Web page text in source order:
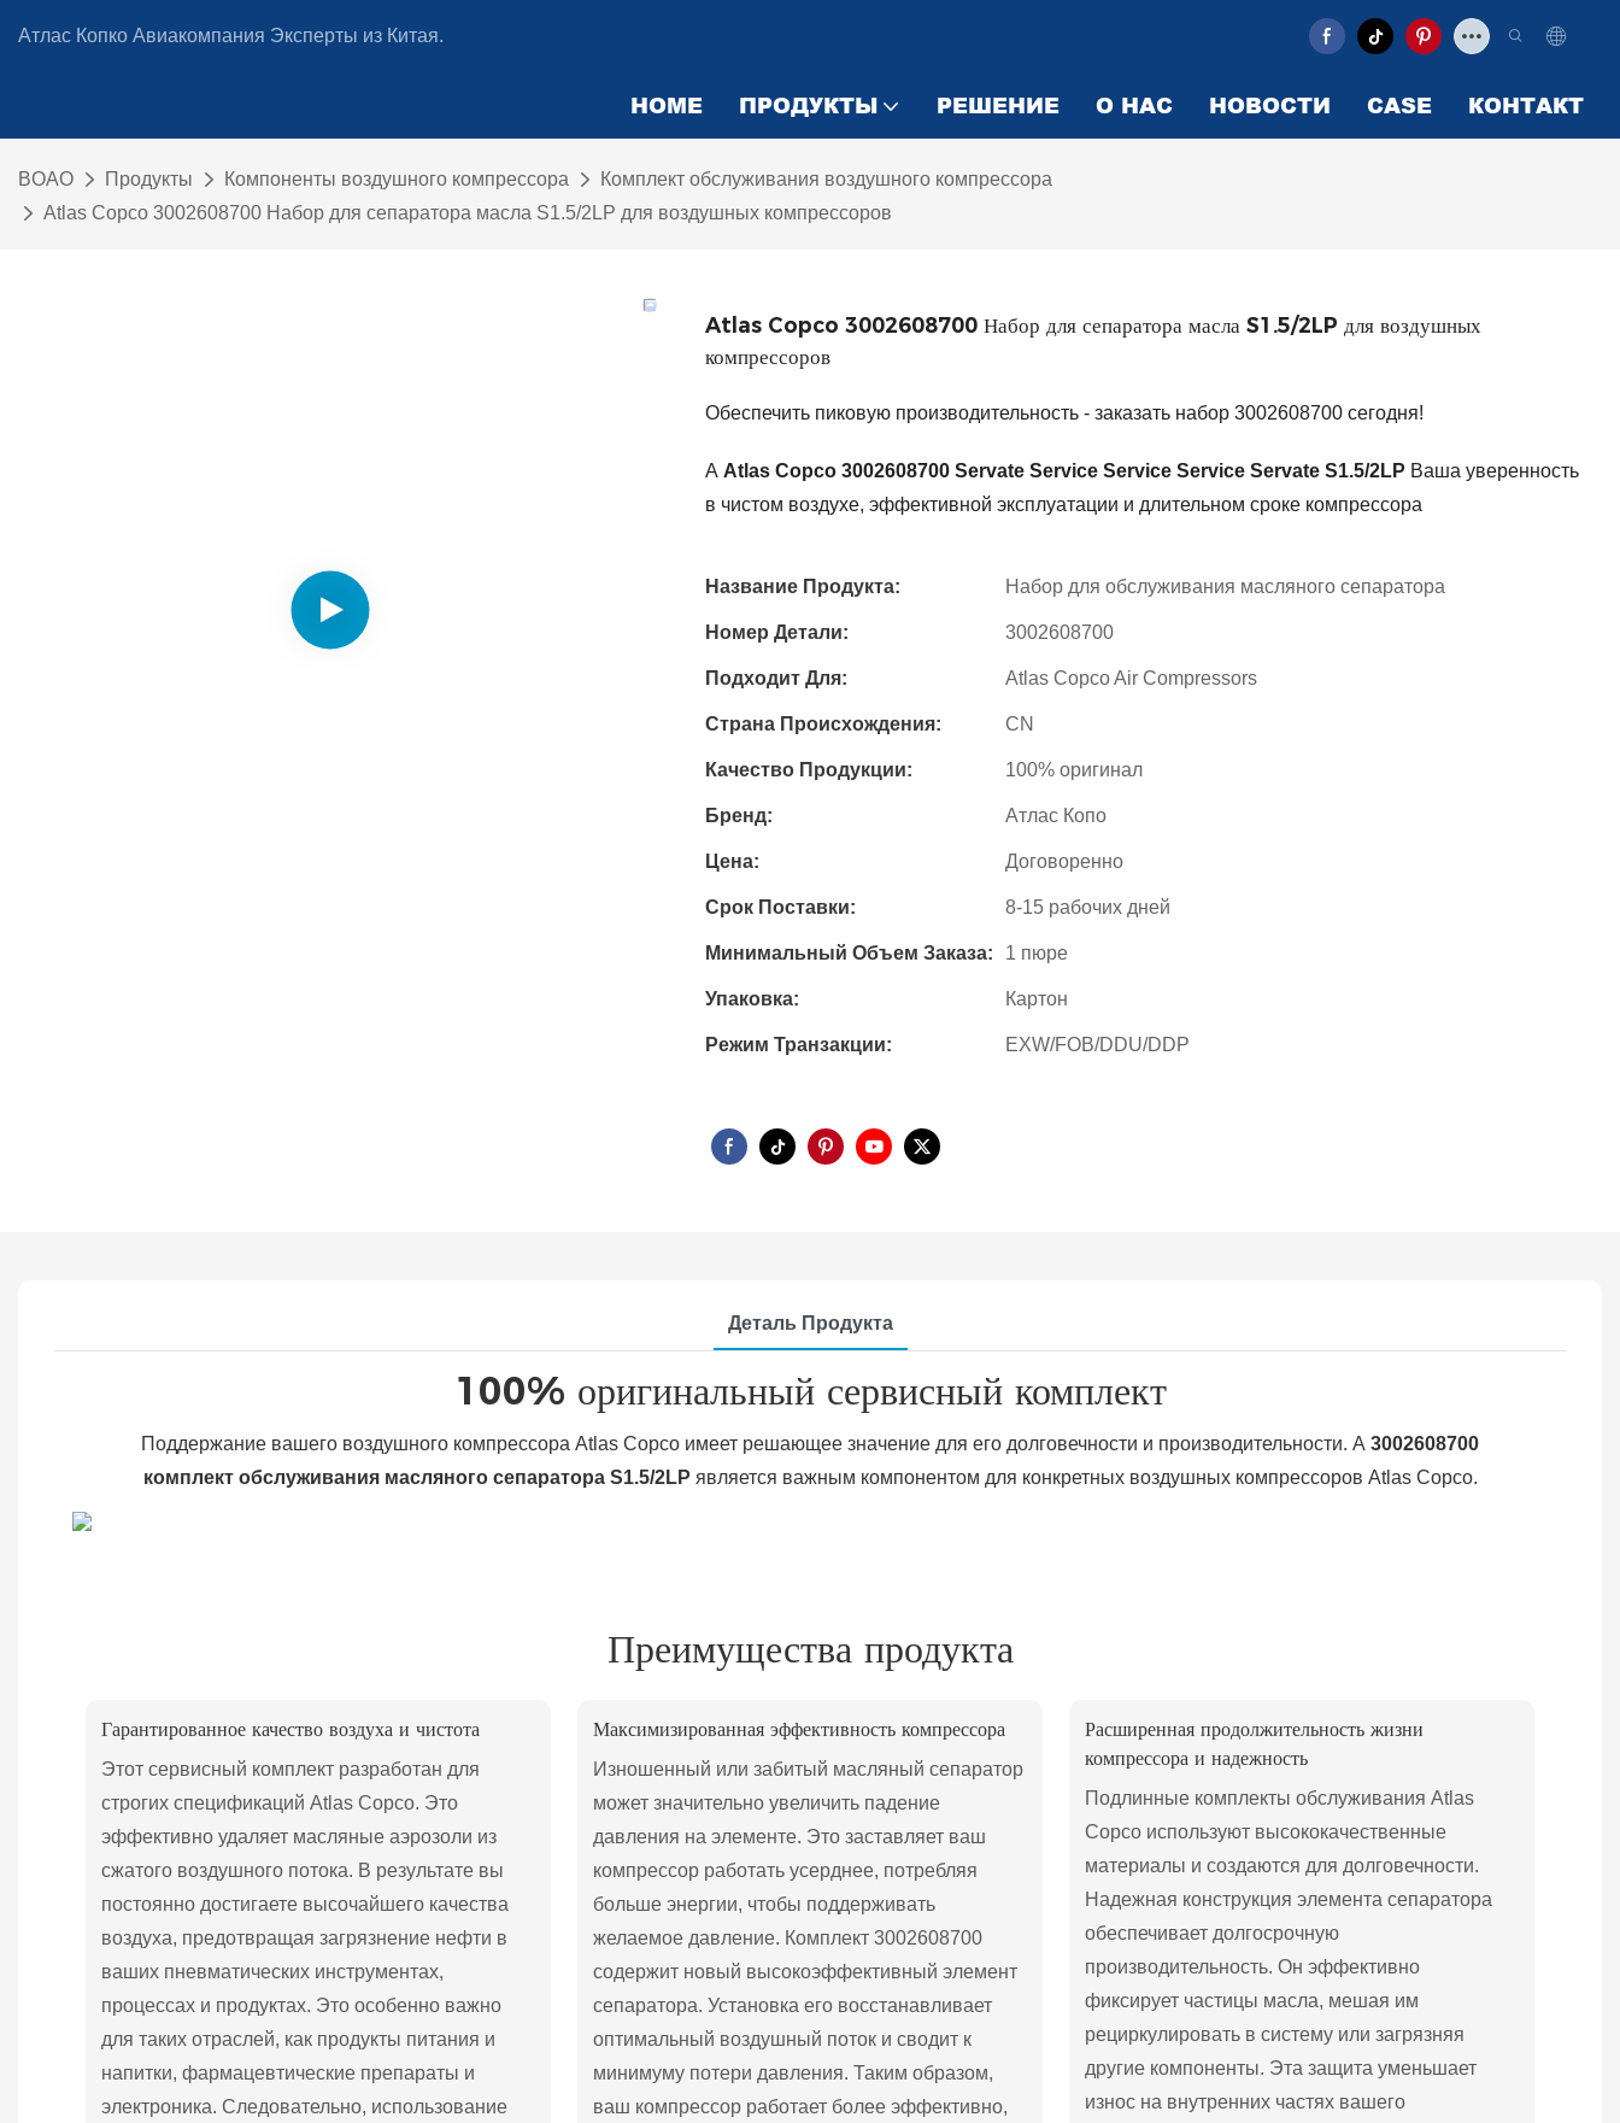
Атлас Копко Авиакомпания Эксперты из Китая.
HOME ПРОДУКТЫ РЕШЕНИЕ О НАС НОВОСТИ CASE КОНТАКТ
BOAO Продукты Компоненты воздушного компрессора
Комплект обслуживания воздушного компрессора
Atlas Copco 3002608700 Набор для сепаратора масла S1.5/2LP для воздушных компрессоров
Atlas Copco 3002608700 Набор для сепаратора масла S1.5/2LP для воздушных
компрессоров
Обеспечить пиковую производительность - заказать набор 3002608700 сегодня!
А Atlas Copco 3002608700 Servate Service Service Service Servate S1.5/2LP Ваша уверенность
в чистом воздухе, эффективной эксплуатации и длительном сроке компрессора
Название Продукта: Набор для обслуживания масляного сепаратора
Номер Детали: 3002608700
Подходит Для: Atlas Copco Air Compressors
Страна Происхождения: CN
Качество Продукции: 100% оригинал
Бренд: Атлас Копо
Цена: Договоренно
Срок Поставки: 8-15 рабочих дней
Минимальный Объем Заказа: 1 пюре
Упаковка: Картон
Режим Транзакции: EXW/FOB/DDU/DDP
Деталь Продукта
100% оригинальный сервисный комплект
Поддержание вашего воздушного компрессора Atlas Copco имеет решающее значение для его долговечности и производительности. А 3002608700
комплект обслуживания масляного сепаратора S1.5/2LP является важным компонентом для конкретных воздушных компрессоров Atlas Copco.
Преимущества продукта
Гарантированное качество воздуха и чистота
Этот сервисный комплект разработан для
строгих спецификаций Atlas Copco. Это
эффективно удаляет масляные аэрозоли из
сжатого воздушного потока. В результате вы
постоянно достигаете высочайшего качества
воздуха, предотвращая загрязнение нефти в
ваших пневматических инструментах,
процессах и продуктах. Это особенно важно
для таких отраслей, как продукты питания и
напитки, фармацевтические препараты и
электроника. Следовательно, использование
Максимизированная эффективность компрессора
Изношенный или забитый масляный сепаратор
может значительно увеличить падение
давления на элементе. Это заставляет ваш
компрессор работать усерднее, потребляя
больше энергии, чтобы поддерживать
желаемое давление. Комплект 3002608700
содержит новый высокоэффективный элемент
сепаратора. Установка его восстанавливает
оптимальный воздушный поток и сводит к
минимуму потери давления. Таким образом,
ваш компрессор работает более эффективно,
Расширенная продолжительность жизни
компрессора и надежность
Подлинные комплекты обслуживания Atlas
Copco используют высококачественные
материалы и создаются для долговечности.
Надежная конструкция элемента сепаратора
обеспечивает долгосрочную
производительность. Он эффективно
фиксирует частицы масла, мешая им
рециркулировать в систему или загрязняя
другие компоненты. Эта защита уменьшает
износ на внутренних частях вашего